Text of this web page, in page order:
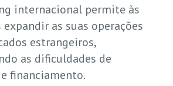
internacional permite às
expandir as suas operações
estrangeiros,
as dificuldades de
financiamento.